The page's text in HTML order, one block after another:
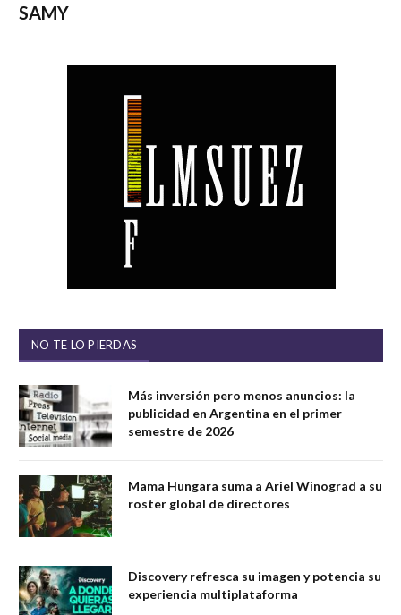
SAMY
NO TE LO PIERDAS
Más inversión pero menos anuncios: la
publicidad en Argentina en el primer
semestre de 2026
Mama Hungara suma a Ariel Winograd a su
roster global de directores
Discovery refresca su imagen y potencia su
experiencia multiplataforma